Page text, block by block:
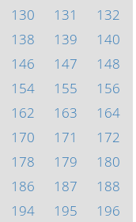
130 131
132
138 139
140
146 147
148
154 155
156
162 163
164
170 171
172
178 179
180
186 187
188
194 195
196